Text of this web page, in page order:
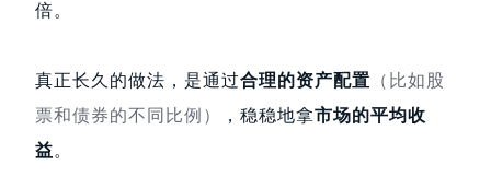
倍。
真正长久的做法，是通过合理的资产配置 （比如股
票和债券的不同比例）
，稳稳地拿市场的平均收
益。